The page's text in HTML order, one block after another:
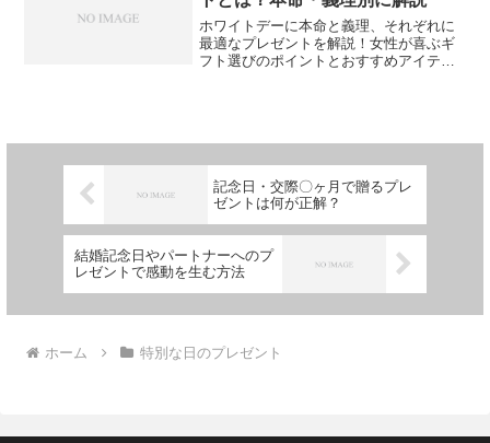
ホワイトデーに本命と義理、それぞれに
最適なプレゼントを解説！女性が喜ぶギ
フト選びのポイントとおすすめアイテム
記念日・交際〇ヶ月で贈るプレ
ゼントは何が正解？
結婚記念日やパートナーへのプ
レゼントで感動を生む方法
ホーム 特別な日のプレゼント